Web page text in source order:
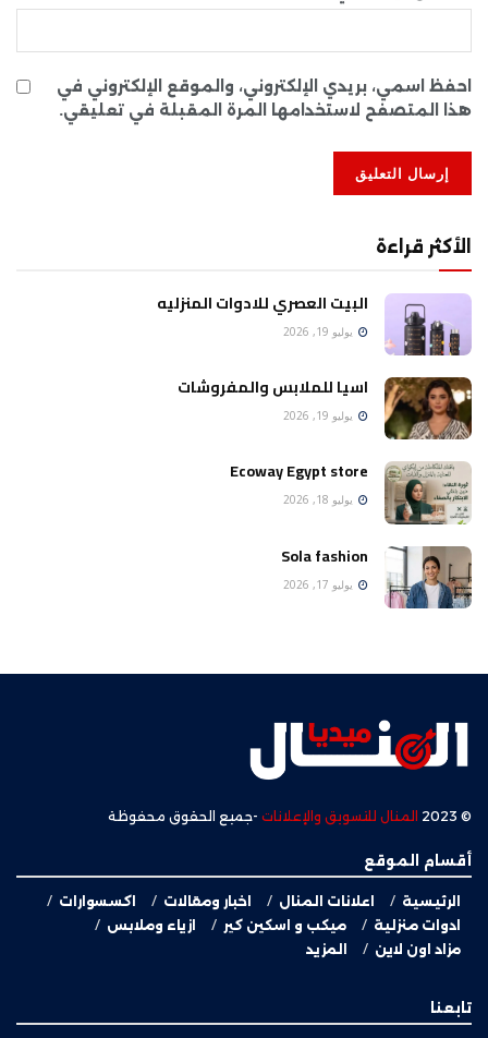
احفظ اسمي، بريدي الإلكتروني، والموقع الإلكتروني في
هذا المتصفح لاستخدامها المرة المقبلة في تعليقي.
الأكثر قراءة
البيت العصري للادوات المنزليه
يوليو 19, 2026
اسيا للملابس والمفروشات
يوليو 19, 2026
Ecoway Egypt store
يوليو 18, 2026
Sola fashion
يوليو 17, 2026
© 2023 المنال للتسويق والإعلانات -جميع الحقوق محفوظة
أقسام الموقع
الرئيسية اعلانات المنال اخبار ومقالات
اكسسوارات
ادوات منزلية
ميكب و اسكين كير
ازياء وملابس
مزاد اون لاين
المزيد
تابعنا